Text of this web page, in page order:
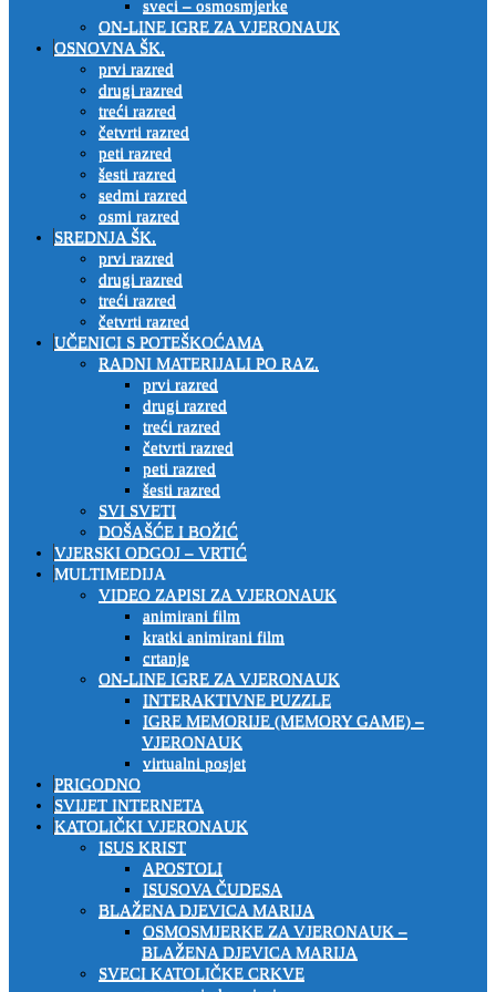
sveci – osmosmjerke
ON-LINE IGRE ZA VJERONAUK
OSNOVNA ŠK.
prvi razred
drugi razred
treći razred
četvrti razred
peti razred
šesti razred
sedmi razred
osmi razred
SREDNJA ŠK.
prvi razred
drugi razred
treći razred
četvrti razred
UČENICI S POTEŠKOĆAMA
RADNI MATERIJALI PO RAZ.
prvi razred
drugi razred
treći razred
četvrti razred
peti razred
šesti razred
SVI SVETI
DOŠAŠĆE I BOŽIĆ
VJERSKI ODGOJ – VRTIĆ
MULTIMEDIJA
VIDEO ZAPISI ZA VJERONAUK
animirani film
kratki animirani film
crtanje
ON-LINE IGRE ZA VJERONAUK
INTERAKTIVNE PUZZLE
IGRE MEMORIJE (MEMORY GAME) –
VJERONAUK
virtualni posjet
PRIGODNO
SVIJET INTERNETA
KATOLIČKI VJERONAUK
ISUS KRIST
APOSTOLI
ISUSOVA ČUDESA
BLAŽENA DJEVICA MARIJA
OSMOSMJERKE ZA VJERONAUK –
BLAŽENA DJEVICA MARIJA
SVECI KATOLIČKE CRKVE